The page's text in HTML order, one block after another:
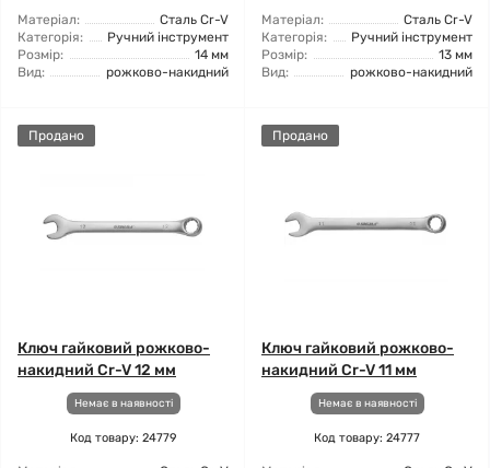
Матеріал:
Сталь Cr-V
Категорія:
Ручний інструмент
Розмір:
14 мм
Вид:
рожково-накидний
Матеріал:
Сталь Cr-V
Категорія:
Ручний інструмент
Розмір:
13 мм
Вид:
рожково-накидний
Продано
Ключ гайковий рожково-
накидний Cr-V 12 мм
Немає в наявності
Код товару: 24779
Продано
Ключ гайковий рожково-
накидний Cr-V 11 мм
Немає в наявності
Код товару: 24777